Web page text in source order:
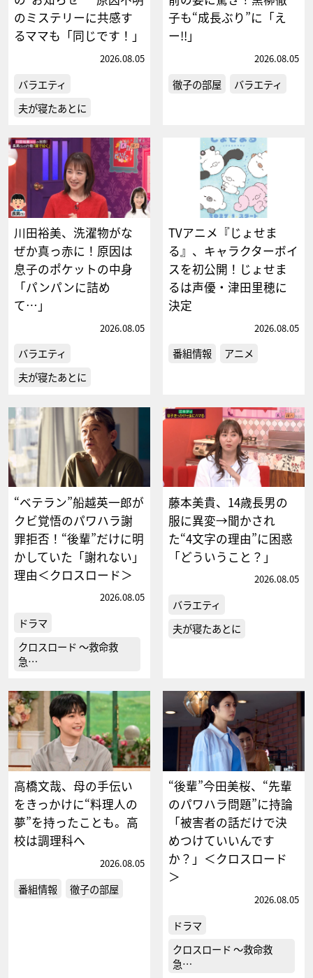
のミステリーに共感す
るママも「同じです！」
2026.08.05
バラエティ
夫が寝たあとに
子も“成長ぶり”に「え
ー!!」
2026.08.05
徹子の部屋 バラエティ
川田裕美、洗濯物がな
ぜか真っ赤に！原因は
息子のポケットの中身
「パンパンに詰め
て…」
2026.08.05
バラエティ
夫が寝たあとに
TVアニメ『じょせま
る』、キャラクターボイ
スを初公開！じょせま
るは声優・津田里穂に
決定
2026.08.05
番組情報 アニメ
“ベテラン”船越英一郎が
クビ覚悟のパワハラ謝
罪拒否！“後輩”だけに明
かしていた「謝れない」
理由＜クロスロード＞
2026.08.05
ドラマ
クロスロード ～救命救
急…
藤本美貴、14歳長男の
服に異変→聞かされ
た“4文字の理由”に困惑
「どういうこと？」
2026.08.05
バラエティ
夫が寝たあとに
高橋文哉、母の手伝い
をきっかけに“料理人の
夢”を持ったことも。高
校は調理科へ
2026.08.05
番組情報 徹子の部屋
“後輩”今田美桜、“先輩
のパワハラ問題”に持論
「被害者の話だけで決
めつけていいんです
か？」＜クロスロード
＞
2026.08.05
ドラマ
クロスロード ～救命救
急…